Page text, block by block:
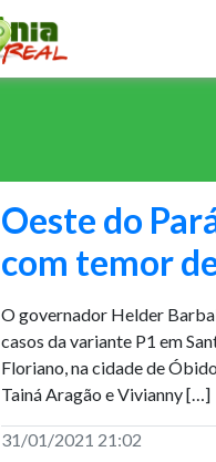
Oeste do
com temor
O governador Helder
casos da variante P1 em
Floriano, na cidade de
Tainá Aragão e Vivianny […]
31/01/2021 21:02